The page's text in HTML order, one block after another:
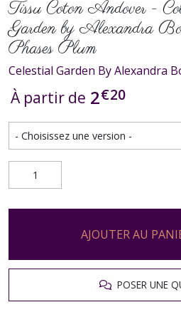
Tissu Coton Andover -
Garden by Alexandra
Phases Plum
Celestial Garden By Alexandra
À partir de 2€20
AJOUTER AU
POSER UNE